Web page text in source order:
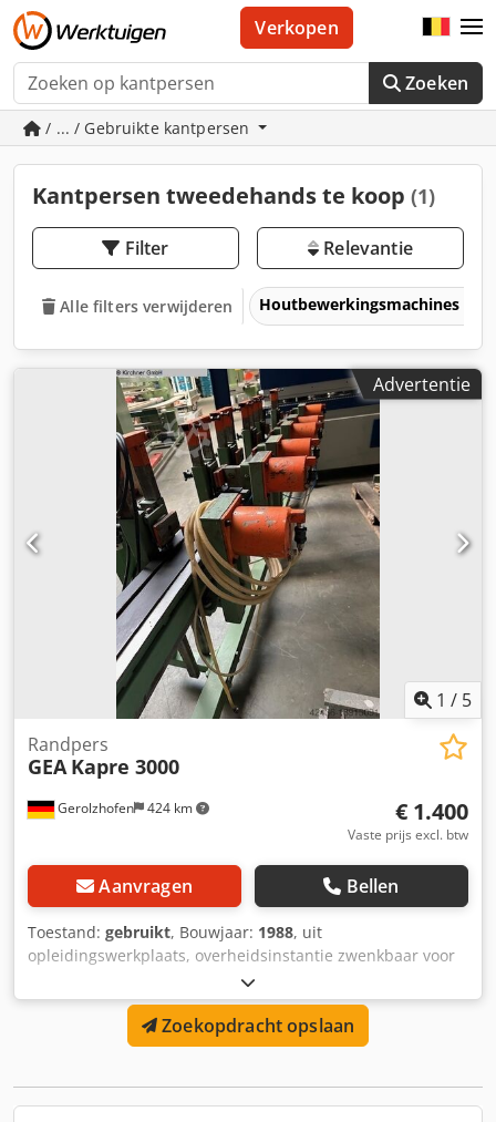
Zoeken
Verkopen
/ ... / Gebruikte kantpersen
Kantpersen tweedehands te koop (1)
Filter Relevantie
Alle filters verwijderen Houtbewerkingsmachines
Advertentie
1 / 5
Gerolzhofen 424 km
Randpers
GEA Kapre 3000
€ 1.400
Vaste prijs excl. btw
Aanvragen Bellen
Toestand: gebruikt, Bouwjaar: 1988, uit
opleidingswerkplaats, overheidsinstantie zwenkbaar voor
lange werkstukken gebruikt, in goede staat machine
gereinigd, gereviseerd, gesmeerd, functioneel getest,
proefgedraaid Fabrikant: Gea type: Kapre 3000 bouwjaar:
1988 eenzijdig van onderen perscilinder 1 verwarmingsrail
onderdelen: Dcsdpfxswbi Exo Akkok neveloliër
Zoekopdracht opslaan